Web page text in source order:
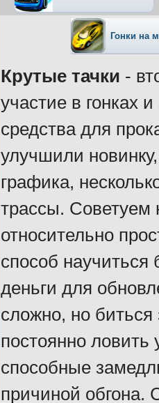
Гонки на
Крутые тачки -
участие в гонках
средства для
улучшили
графика,
трассы. Советуем
относительно
способ
деньги для
сложно, но
постоянно
способные
причиной обгона.